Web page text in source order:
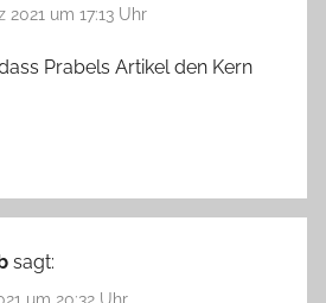
2021 um 17:13 Uhr
Prabels Artikel den Kern
sagt:
um 20:32 Uhr